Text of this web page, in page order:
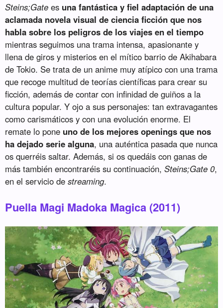
Steins;Gate es una fantástica y fiel adaptación de una
aclamada novela visual de ciencia ficción que nos
habla sobre los peligros de los viajes en el tiempo
mientras seguimos una trama intensa, apasionante y
llena de giros y misterios en el mítico barrio de Akihabara
de Tokio. Se trata de un anime muy atípico con una trama
que recoge multitud de teorías científicas para crear su
ficción, además de contar con infinidad de guiños a la
cultura popular. Y ojo a sus personajes: tan extravagantes
como carismáticos y con una evolución enorme. El
remate lo pone uno de los mejores openings que nos
ha dejado serie alguna, una auténtica pasada que nunca
os querréis saltar. Además, si os quedáis con ganas de
más también encontraréis su continuación,Steins;Gate 0,
en el servicio destreaming.
Puella Magi Madoka Magica (2011)